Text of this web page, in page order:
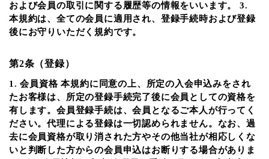
および会員の取引に関する履歴等の情報をいいます。 3.
本規約は、全ての会員に適用され、登録手続時および登録
後にお守りいただく規約です。
第2条（登録）
1. 会員資格 本規約に同意の上、所定の入会申込みをされ
たお客様は、所定の登録手続完了後に会員としての資格を
有します。会員登録手続は、会員となるご本人が行ってく
ださい。代理による登録は一切認められません。なお、過
去に会員資格が取り消された方やその他当社が相応しくな
いと判断した方からの会員申込はお断りする場合がありま